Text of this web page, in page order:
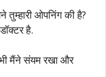
ओपनिंग की है?
है.
मैंने संयम रखा और